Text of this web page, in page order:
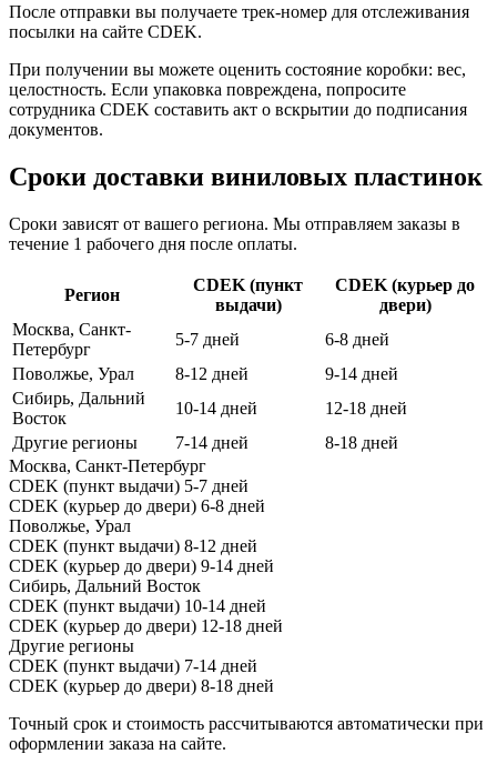
После отправки вы получаете трек-номер для отслеживания
посылки на сайте CDEK.
При получении вы можете оценить состояние коробки: вес,
целостность. Если упаковка повреждена, попросите
сотрудника CDEK составить акт о вскрытии до подписания
документов.
Сроки доставки виниловых пластинок
Сроки зависят от вашего региона. Мы отправляем заказы в
течение 1 рабочего дня после оплаты.
Регион
CDEK (пункт
выдачи)
CDEK (курьер до
двери)
Москва, Санкт-
Петербург
5-7 дней
6-8 дней
Поволжье, Урал
8-12 дней
9-14 дней
Сибирь, Дальний
Восток
10-14 дней
12-18 дней
Другие регионы
7-14 дней
8-18 дней
Москва, Санкт-Петербург
CDEK (пункт выдачи) 5-7 дней
CDEK (курьер до двери) 6-8 дней
Поволжье, Урал
CDEK (пункт выдачи) 8-12 дней
CDEK (курьер до двери) 9-14 дней
Сибирь, Дальний Восток
CDEK (пункт выдачи) 10-14 дней
CDEK (курьер до двери) 12-18 дней
Другие регионы
CDEK (пункт выдачи) 7-14 дней
CDEK (курьер до двери) 8-18 дней
Точный срок и стоимость рассчитываются автоматически при
оформлении заказа на сайте.